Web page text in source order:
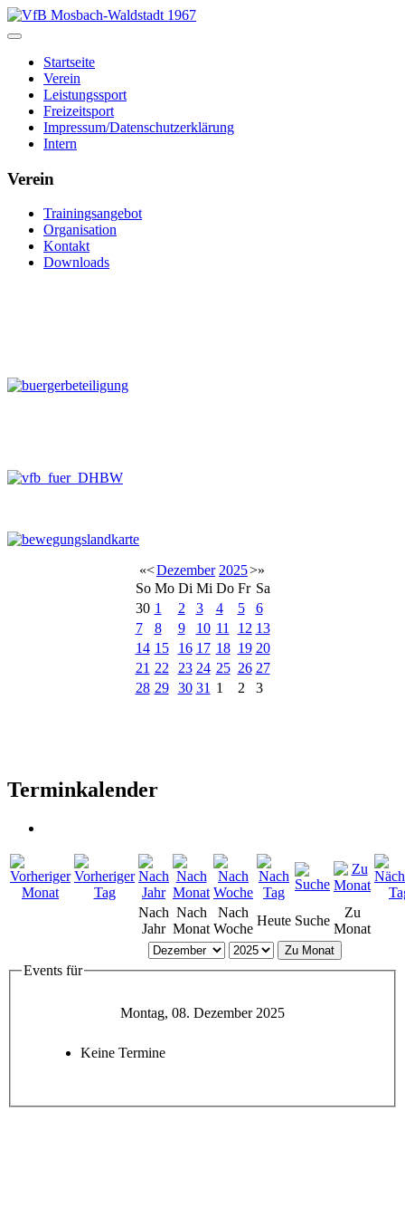
Startseite
Verein
Leistungssport
Freizeitsport
Impressum/Datenschutzerklärung
Intern
Verein
Trainingsangebot
Organisation
Kontakt
Downloads
«<Dezember 2025>»
So Mo Di Mi Do Fr Sa
30 1 2 3 4 5
6
7
8 9 10 11 12 13
14 15 16 17 18 19 20
21 22 23 24 25 26 27
28 29 30 31 1 2 3
Terminkalender
Nach
Jahr
Nach
Monat
Nach
Woche
Heute Suche
Zu
Monat
Zu Monat
Events für
Montag, 08. Dezember 2025
Keine Termine